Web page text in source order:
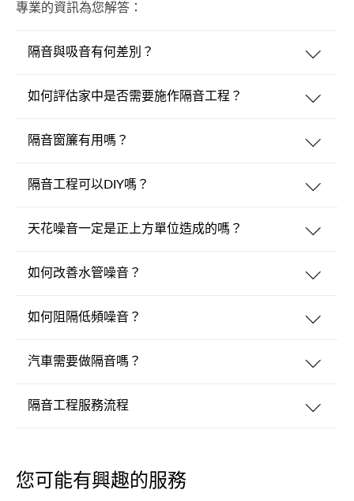
專業的資訊為您解答：
隔音與吸音有何差別？
如何評估家中是否需要施作隔音工程？
隔音窗簾有用嗎？
隔音工程可以DIY嗎？
天花噪音一定是正上方單位造成的嗎？
如何改善水管噪音？
如何阻隔低頻噪音？
汽車需要做隔音嗎？
隔音工程服務流程
您可能有興趣的服務